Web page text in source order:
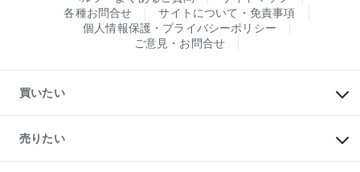
各種お問合せ
サイトについて・免責事項
個人情報保護・プライバシーポリシー
ご意見・お問合せ
買いたい
新築・分譲マンションの購入
中古マンションの購入
一戸建ての購入
売りたい